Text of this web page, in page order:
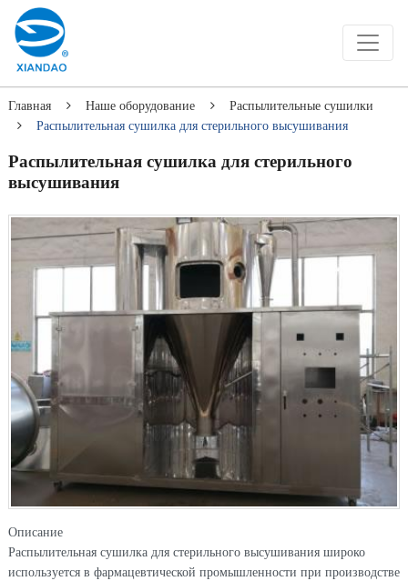
Главная Наше оборудование
Распылительные сушилки
Распылительная сушилка для стерильного высушивания
Распылительная сушилка для стерильного
высушивания
Описание
Распылительная сушилка для стерильного высушивания широко
используется в фармацевтической промышленности при производстве